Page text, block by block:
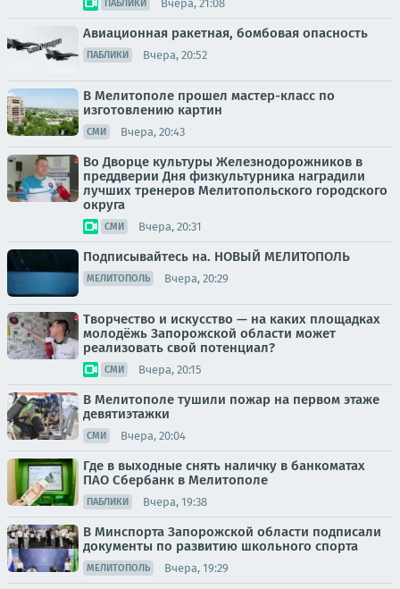
ПАБЛИКИ Вчера, 21:08
Авиационная ракетная, бомбовая опасность
ПАБЛИКИ Вчера, 20:52
В Мелитополе прошел мастер-класс по
изготовлению картин
СМИ Вчера, 20:43
Во Дворце культуры Железнодорожников в
преддверии Дня физкультурника наградили
лучших тренеров Мелитопольского городского
округа
СМИ Вчера, 20:31
Подписывайтесь на. НОВЫЙ МЕЛИТОПОЛЬ
МЕЛИТОПОЛЬ Вчера, 20:29
Творчество и искусство — на каких площадках
молодёжь Запорожской области может
реализовать свой потенциал?
СМИ Вчера, 20:15
В Мелитополе тушили пожар на первом этаже
девятиэтажки
СМИ Вчера, 20:04
Где в выходные снять наличку в банкоматах
ПАО Сбербанк в Мелитополе
ПАБЛИКИ Вчера, 19:38
В Минспорта Запорожской области подписали
документы по развитию школьного спорта
МЕЛИТОПОЛЬ Вчера, 19:29